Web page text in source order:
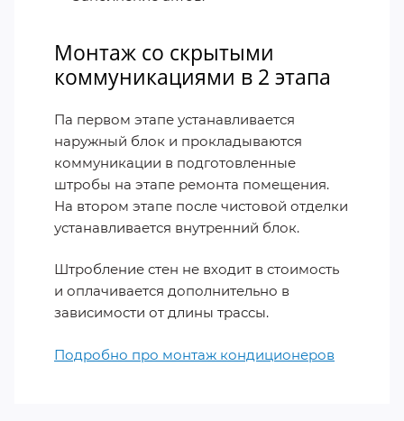
Монтаж со скрытыми
коммуникациями в 2 этапа
Па первом этапе устанавливается
наружный блок и прокладываются
коммуникации в подготовленные
штробы на этапе ремонта помещения.
На втором этапе после чистовой отделки
устанавливается внутренний блок.
Штробление стен не входит в стоимость
и оплачивается дополнительно в
зависимости от длины трассы.
Подробно про монтаж кондиционеров